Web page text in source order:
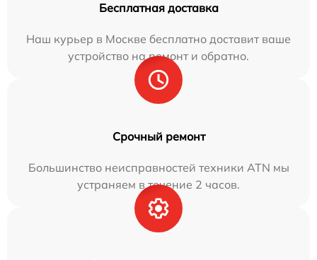
Бесплатная доставка
Наш курьер в Москве бесплатно доставит ваше
устройство на ремонт и обратно.
Срочный ремонт
Большинство неисправностей техники ATN мы
устраняем в течение 2 часов.